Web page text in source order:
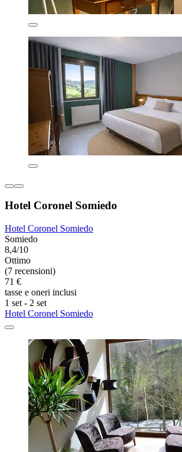
Hotel Coronel Somiedo
Hotel Coronel Somiedo
Somiedo
8,4/10
Ottimo
(7 recensioni)
71 €
tasse e oneri inclusi
1 set - 2 set
Hotel Coronel Somiedo